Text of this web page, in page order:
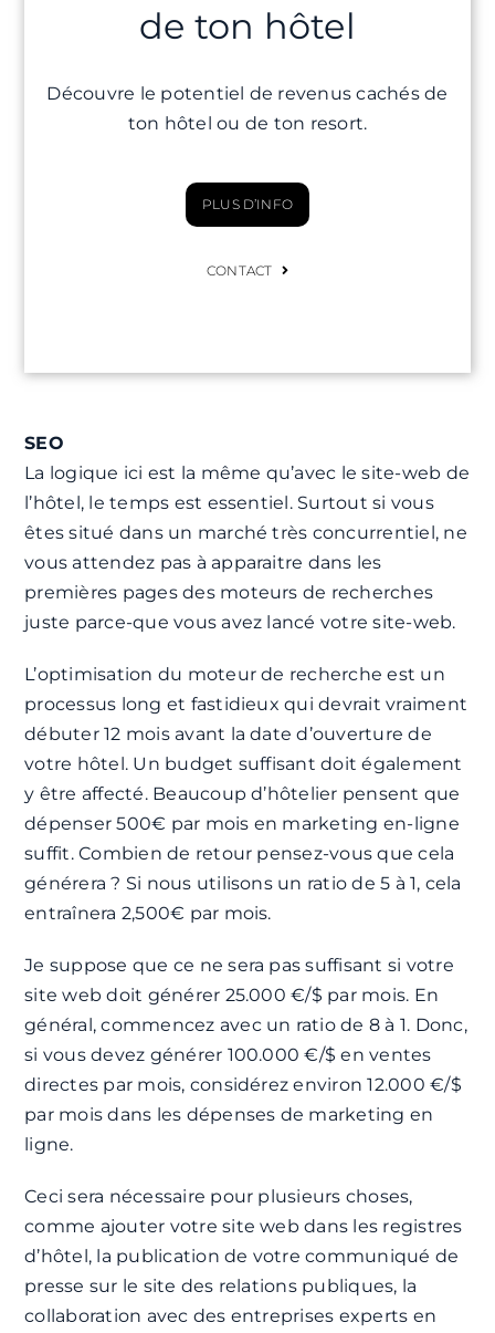
de ton hôtel
Découvre le potentiel de revenus cachés de
ton hôtel ou de ton resort.
PLUS D’INFO
CONTACT
SEO
La logique ici est la même qu’avec le site-web de
l’hôtel, le temps est essentiel. Surtout si vous
êtes situé dans un marché très concurrentiel, ne
vous attendez pas à apparaitre dans les
premières pages des moteurs de recherches
juste parce-que vous avez lancé votre site-web.
L’optimisation du moteur de recherche est un
processus long et fastidieux qui devrait vraiment
débuter 12 mois avant la date d’ouverture de
votre hôtel. Un budget suffisant doit également
y être affecté. Beaucoup d’hôtelier pensent que
dépenser 500€ par mois en marketing en-ligne
suffit. Combien de retour pensez-vous que cela
générera ? Si nous utilisons un ratio de 5 à 1, cela
entraînera 2,500€ par mois.
Je suppose que ce ne sera pas suffisant si votre
site web doit générer 25.000 €/$ par mois. En
général, commencez avec un ratio de 8 à 1. Donc,
si vous devez générer 100.000 €/$ en ventes
directes par mois, considérez environ 12.000 €/$
par mois dans les dépenses de marketing en
ligne.
Ceci sera nécessaire pour plusieurs choses,
comme ajouter votre site web dans les registres
d’hôtel, la publication de votre communiqué de
presse sur le site des relations publiques, la
collaboration avec des entreprises experts en